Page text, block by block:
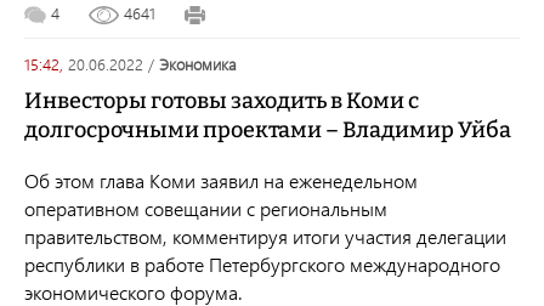
4 4641
15:42, 20.06.2022 / экономика
Инвесторы готовы заходить в Коми с
долгосрочными проектами – Владимир Уйба
Об этом глава Коми заявил на еженедельном
оперативном совещании с региональным
правительством, комментируя итоги участия делегации
республики в работе Петербургского международного
экономического форума.